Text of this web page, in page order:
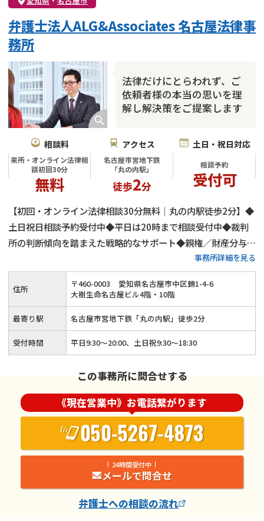
法律だけにとらわれず、ご
依頼者様の本当の思いを理
解し解決策をご提案します
弁護士法人ALG&Associates 名古屋法律事
務所
相談料
来所・オンライン法律相
談初回30分
無料
アクセス
名古屋市営地下鉄
「丸の内駅」
徒歩2分
土日・祝日対応
相談予約
受付可
【初回・オンライン法律相談30分無料｜丸の内駅徒歩2分】◆
土日祝日相談予約受付中◆平日は20時まで相談受付中◆裁判
所の判断傾向を踏まえた戦略的なサポート◆親権／財産分与／
慰謝料など離婚問題を総合的に対応◆ご依頼者様の真のニーズ
を理解してよりよい解決策をご提案
事務所詳細を見る
住所 〒460-0003
愛知県名古屋市中区錦1-4-6
大樹生命名古屋ビル4階・10階
最寄り駅 名古屋市営地下鉄「丸の内駅」徒歩2分
受付時間 平日9:30～20:00、土日祝9:30～18:30
この事務所に問合せする
《現在営業中》お電話繋がります
050-5267-4873
24時間受付中
メールで問合せ
弁護士への相談の流れ